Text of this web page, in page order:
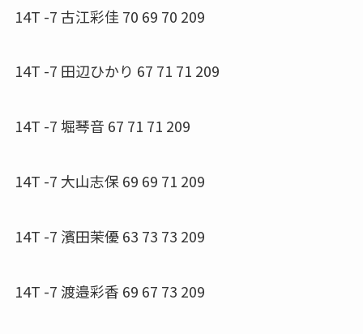
14T -7 古江彩佳 70 69 70 209
14T -7 田辺ひかり 67 71 71 209
14T -7 堀琴音 67 71 71 209
14T -7 大山志保 69 69 71 209
14T -7 濱田茉優 63 73 73 209
14T -7 渡邉彩香 69 67 73 209